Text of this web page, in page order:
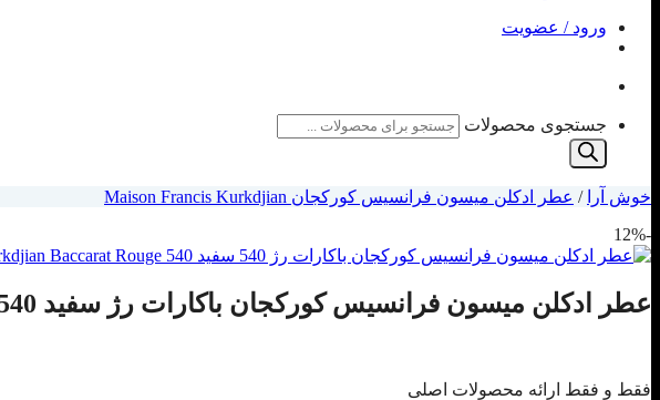
ورود / عضویت
جستجوی محصولات
خوش آرا / عطر ادکلن میسون فرانسیس کورکجان Maison Francis Kurkdjian
-12%
عطر ادکلن میسون فرانسیس کورکجان باکارات رژ سفید Maison Francis Kurkdjian Baccarat Rouge 540
فقط و فقط ارائه محصولات اصلی